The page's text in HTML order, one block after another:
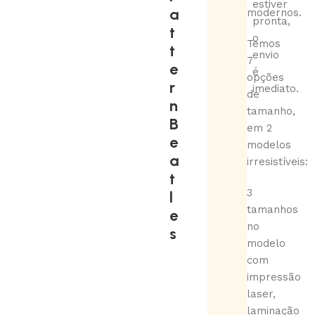
a
t
t
e
r
n
B
e
a
t
l
e
s
estiver
pronta,
o
envio
é
imediato.
modernos.
Temos
7
opções
de
tamanho,
em 2
modelos
irresistíveis:
3
tamanhos
no
modelo
com
impressão
laser,
laminação